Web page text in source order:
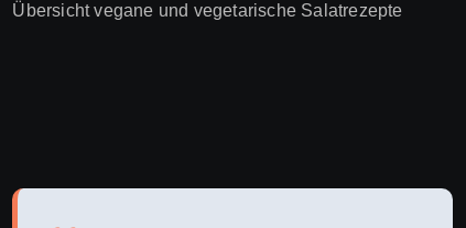
Übersicht vegane und vegetarische Salatrezepte